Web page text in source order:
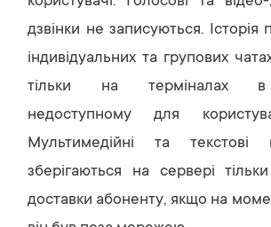
дзвінки не записуються. Історія
індивідуальних та групових
тільки на терміналах в
недоступному для
Мультимедійні та текстові
зберігаються на сервері
доставки абоненту, якщо на